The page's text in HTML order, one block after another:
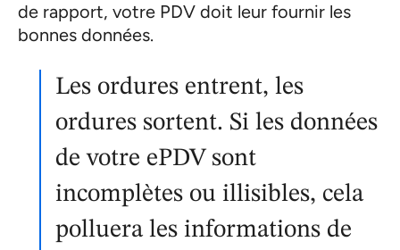
de rapport, votre PDV doit leur fournir les
bonnes données.
Les ordures entrent, les
ordures sortent. Si les données
de votre ePDV sont
incomplètes ou illisibles, cela
polluera les informations de